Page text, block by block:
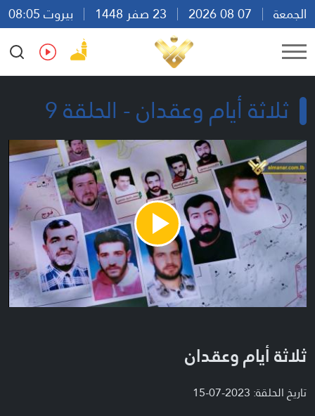
الجمعة
بيروت 08:05
Ar
En Fr Es
ثلاثة أيام وعقدان - الحلقة 9
Play
Video
ثلاثة أيام وعقدان
تاريخ الحلقة: 2023-07-15